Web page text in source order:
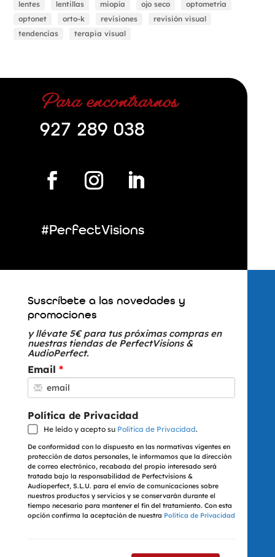
lentes
lentillas miopía ojo seco
optometría
optonet
orto-k revisiones
revisión visual
tendencias
terapia visual
Para encontrarnos
927 289 038
#PerfectVisions
Suscríbete a las novedades y
promociones
y llévate 5€ para tus próximas compras en
nuestras tiendas de PerfectVisions &
AudioPerfect.
Email
Política de Privacidad
He leído y acepto su Política de Privacidad.
De conformidad con lo dispuesto en las normativas vigentes en
protección de datos personales, le informamos que la dirección
de correo electrónico, recabada del propio interesado será
tratada bajo la responsabilidad de Perfectvisions &
Audioperfect, S.L.U. para el envío de comunicaciones sobre
nuestros productos y servicios y se conservarán durante el
tiempo necesario para mantener el fin del tratamiento. Con esta
opción confirma la aceptación de nuestra Política de Privacidad